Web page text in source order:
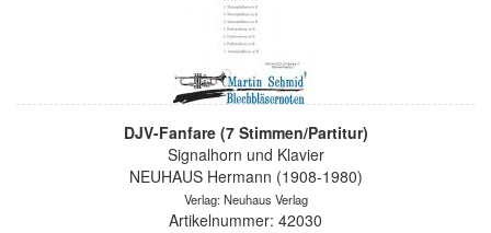
DJV-Fanfare (7 Stimmen/Partitur)
Signalhorn und Klavier
NEUHAUS Hermann (1908-1980)
Verlag: Neuhaus Verlag
Artikelnummer: 42030